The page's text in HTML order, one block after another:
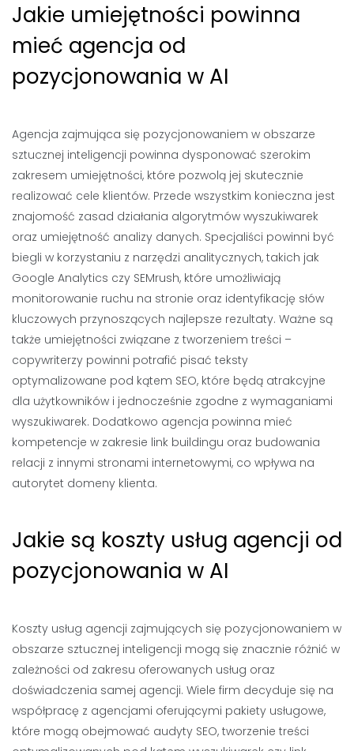
Jakie umiejętności powinna
mieć agencja od
pozycjonowania w AI
Agencja zajmująca się pozycjonowaniem w obszarze
sztucznej inteligencji powinna dysponować szerokim
zakresem umiejętności, które pozwolą jej skutecznie
realizować cele klientów. Przede wszystkim konieczna jest
znajomość zasad działania algorytmów wyszukiwarek
oraz umiejętność analizy danych. Specjaliści powinni być
biegli w korzystaniu z narzędzi analitycznych, takich jak
Google Analytics czy SEMrush, które umożliwiają
monitorowanie ruchu na stronie oraz identyfikację słów
kluczowych przynoszących najlepsze rezultaty. Ważne są
także umiejętności związane z tworzeniem treści –
copywriterzy powinni potrafić pisać teksty
optymalizowane pod kątem SEO, które będą atrakcyjne
dla użytkowników i jednocześnie zgodne z wymaganiami
wyszukiwarek. Dodatkowo agencja powinna mieć
kompetencje w zakresie link buildingu oraz budowania
relacji z innymi stronami internetowymi, co wpływa na
autorytet domeny klienta.
Jakie są koszty usług agencji od
pozycjonowania w AI
Koszty usług agencji zajmujących się pozycjonowaniem w
obszarze sztucznej inteligencji mogą się znacznie różnić w
zależności od zakresu oferowanych usług oraz
doświadczenia samej agencji. Wiele firm decyduje się na
współpracę z agencjami oferującymi pakiety usługowe,
które mogą obejmować audyty SEO, tworzenie treści